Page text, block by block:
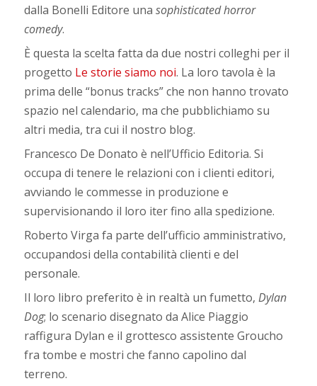
dalla Bonelli Editore unasophisticated horror
comedy.
È questa la scelta fatta da due nostri colleghi per il
progetto Le storie siamo noi. La loro tavola è la
prima delle “bonus tracks” che non hanno trovato
spazio nel calendario, ma che pubblichiamo su
altri media, tra cui il nostro blog.
Francesco De Donato è nell’Ufficio Editoria. Si
occupa di tenere le relazioni con i clienti editori,
avviando le commesse in produzione e
supervisionando il loro iter fino alla spedizione.
Roberto Virga fa parte dell’ufficio amministrativo,
occupandosi della contabilità clienti e del
personale.
Il loro libro preferito è in realtà un fumetto,Dylan
Dog; lo scenario disegnato da Alice Piaggio
raffigura Dylan e il grottesco assistente Groucho
fra tombe e mostri che fanno capolino dal
terreno.